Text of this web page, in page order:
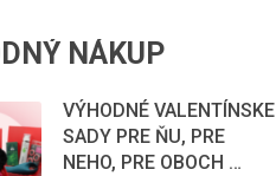
NÁKUP
VÝHODNÉ VALENTÍNSKE
SADY PRE ŇU, PRE
NEHO, PRE OBOCH …